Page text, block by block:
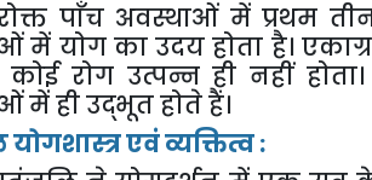
पाँच अवस्थाओं में प्रथम
में योग का उदय होता है। एकाग्र
कोई रोग उत्पन्न ही नहीं होता।
मेंहीउद्भूतहोतेहैं।
योगशास्त्रएवंव्यक्तित्व: